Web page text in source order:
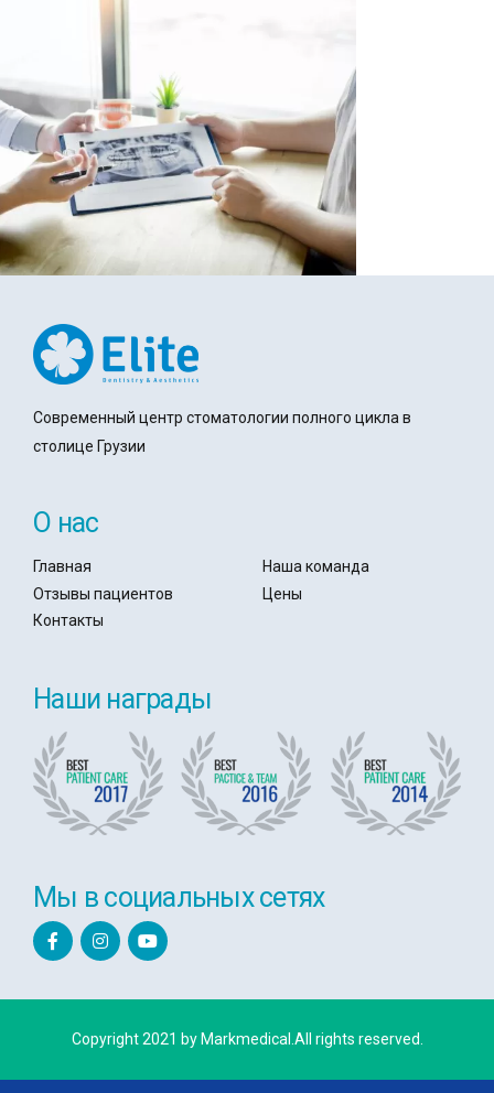
Современный центр стоматологии полного цикла в
столице Грузии
О нас
Главная
Наша команда
Отзывы пациентов
Цены
Контакты
Наши награды
Мы в социальных сетях
Copyright 2021 by Markmedical.All rights reserved.